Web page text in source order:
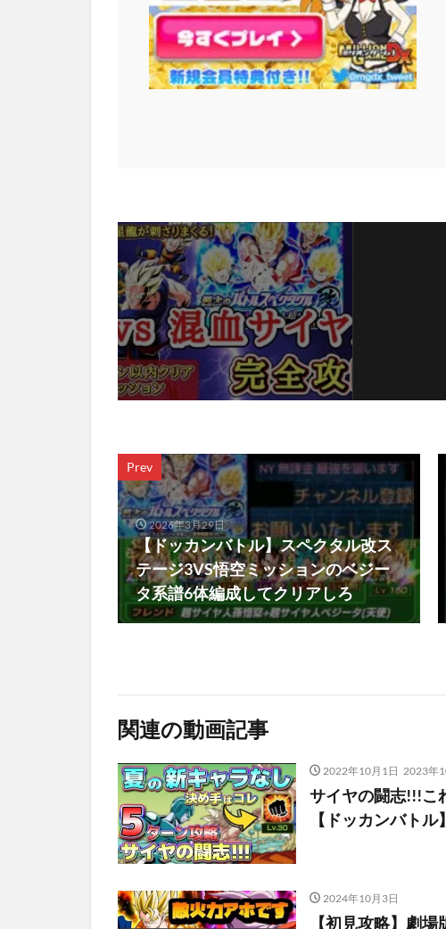
Prev
2026年3月29日
【ドッカンバトル】スペクタル改ス
テージ3VS悟空ミッションのベジー
タ系譜6体編成してクリアしろ
関連の動画記事
2022年10月1日 2023年
サイヤの闘志!!!こ
【ドッカンバトル】
2024年10月3日
【初見攻略】劇